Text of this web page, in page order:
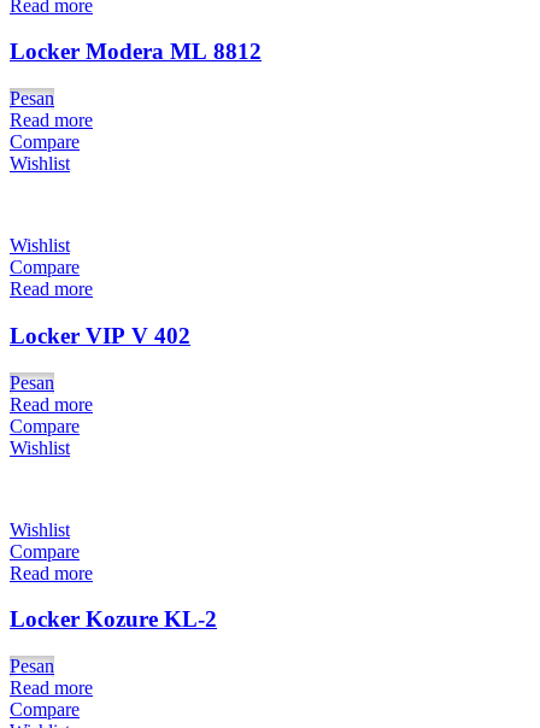
Read more
Locker Modera ML 8812
Pesan
Read more
Compare
Wishlist
Wishlist
Compare
Read more
Locker VIP V 402
Pesan
Read more
Compare
Wishlist
Wishlist
Compare
Read more
Locker Kozure KL-2
Pesan
Read more
Compare